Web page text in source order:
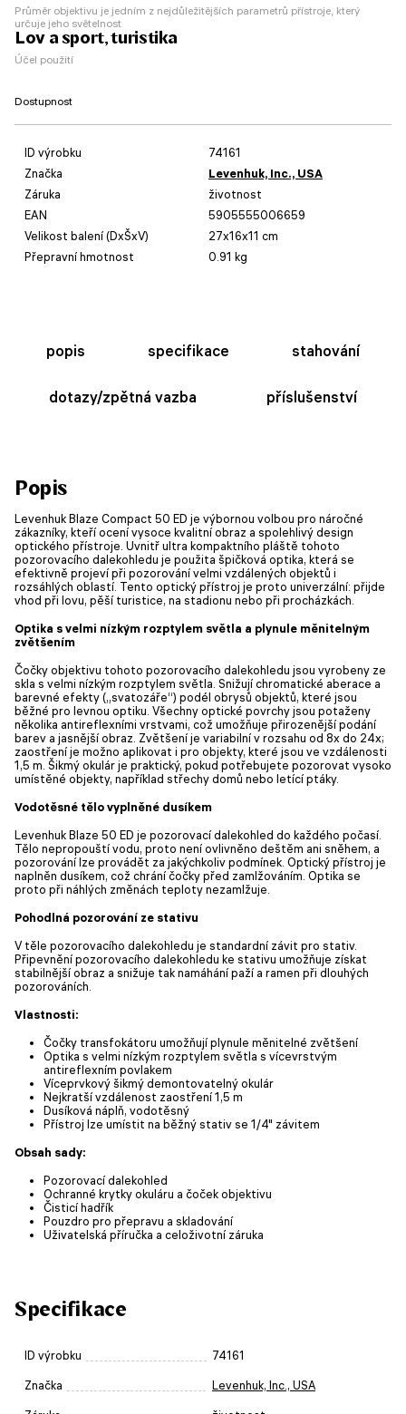
Průměr objektivu je jedním z nejdůležitějších parametrů přístroje, který
určuje jeho světelnost
Lov a sport, turistika
Účel použití
Dostupnost
ID výrobku
74161
Značka
Levenhuk, Inc., USA
Záruka
životnost
EAN
5905555006659
Velikost balení (DxŠxV)
27x16x11 cm
Přepravní hmotnost
0.91 kg
popis specifikace stahování
dotazy/zpětná vazba příslušenství
Popis
Levenhuk Blaze Compact 50 ED je výbornou volbou pro náročné
zákazníky, kteří ocení vysoce kvalitní obraz a spolehlivý design
optického přístroje. Uvnitř ultra kompaktního pláště tohoto
pozorovacího dalekohledu je použita špičková optika, která se
efektivně projeví při pozorování velmi vzdálených objektů i
rozsáhlých oblastí. Tento optický přístroj je proto univerzální: přijde
vhod při lovu, pěší turistice, na stadionu nebo při procházkách.
Optika s velmi nízkým rozptylem světla a plynule měnitelným
zvětšením
Čočky objektivu tohoto pozorovacího dalekohledu jsou vyrobeny ze
skla s velmi nízkým rozptylem světla. Snižují chromatické aberace a
barevné efekty („svatozáře“) podél obrysů objektů, které jsou
běžné pro levnou optiku. Všechny optické povrchy jsou potaženy
několika antireflexními vrstvami, což umožňuje přirozenější podání
barev a jasnější obraz. Zvětšení je variabilní v rozsahu od 8x do 24x;
zaostření je možno aplikovat i pro objekty, které jsou ve vzdálenosti
1,5 m. Šikmý okulár je praktický, pokud potřebujete pozorovat vysoko
umístěné objekty, například střechy domů nebo letící ptáky.
Vodotěsné tělo vyplněné dusíkem
Levenhuk Blaze 50 ED je pozorovací dalekohled do každého počasí.
Tělo nepropouští vodu, proto není ovlivněno deštěm ani sněhem, a
pozorování lze provádět za jakýchkoliv podmínek. Optický přístroj je
naplněn dusíkem, což chrání čočky před zamlžováním. Optika se
proto při náhlých změnách teploty nezamlžuje.
Pohodlná pozorování ze stativu
V těle pozorovacího dalekohledu je standardní závit pro stativ.
Připevnění pozorovacího dalekohledu ke stativu umožňuje získat
stabilnější obraz a snižuje tak namáhání paží a ramen při dlouhých
pozorováních.
Vlastnosti:
Čočky transfokátoru umožňují plynule měnitelné zvětšení
Optika s velmi nízkým rozptylem světla s vícevrstvým
antireflexním povlakem
Víceprvkový šikmý demontovatelný okulár
Nejkratší vzdálenost zaostření 1,5 m
Dusíková náplň, vodotěsný
Přístroj lze umístit na běžný stativ se 1/4" závitem
Obsah sady:
Pozorovací dalekohled
Ochranné krytky okuláru a čoček objektivu
Čisticí hadřík
Pouzdro pro přepravu a skladování
Uživatelská příručka a celoživotní záruka
Specifikace
ID výrobku 74161
Značka Levenhuk, Inc., USA